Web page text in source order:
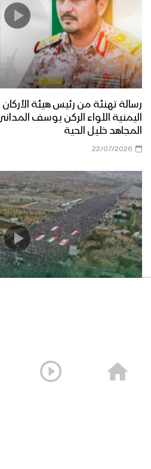
رسالة تهنئة من رئيس هيئة
اليمنية اللواء الركن يوسف
المجاهد خليل الحية
22/07/2026
17/07/2026